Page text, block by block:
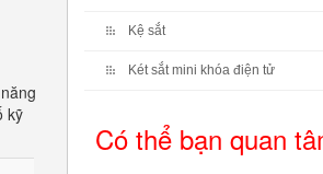
kỹ
Kệ sắt
Két sắt mini khóa điện tử
Có thể bạn quan